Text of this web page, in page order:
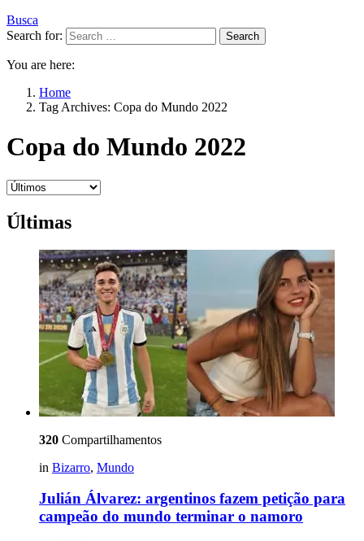
Busca
Search for:
Search
You are here:
Home
Tag Archives: Copa do Mundo 2022
Copa do Mundo 2022
Últimas
320 Compartilhamentos
in Bizarro, Mundo
Julián Álvarez: argentinos fazem petição para
campeão do mundo terminar o namoro